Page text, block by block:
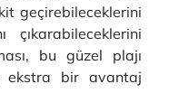
geçirebileceklerini
bu güzel plajı
ekstra bir avantaj